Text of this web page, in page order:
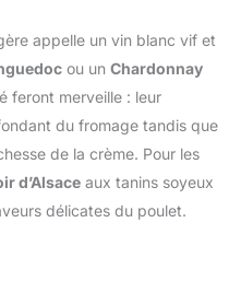
appelle un vin blanc vif et
ou un Chardonnay
feront merveille : leur
du fromage tandis que
de la crème. Pour les
d’Alsace aux tanins soyeux
délicates du poulet.